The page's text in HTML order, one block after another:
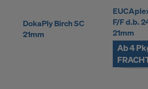
DokaPly Birch SC
21mm
F/F d.b.
21mm
Ab 4